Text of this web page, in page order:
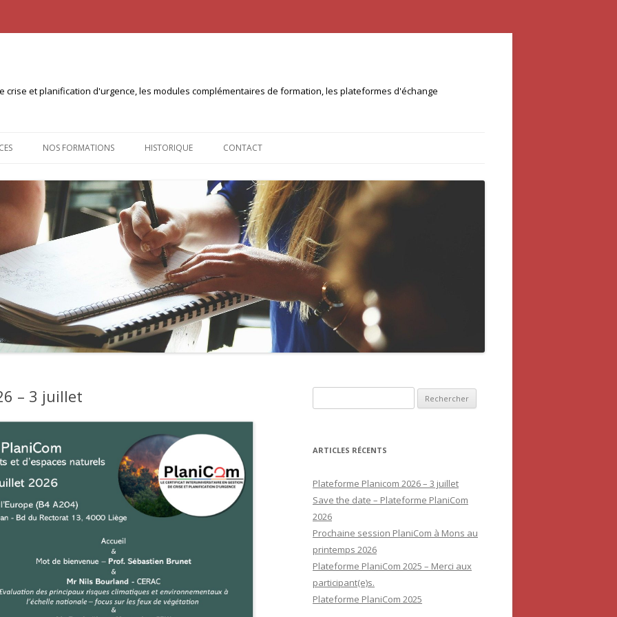
crise et planification d'urgence, les modules complémentaires de formation, les plateformes d'échange
au
contenu
NOS FORMATIONS
PLANICOM (10ECTS)
CERTIFICAT INTER-UNIVERSITÉS
PLANICRISE (30 ECTS)
HISTORIQUE CONTACT
– 3 juillet
ARTICLES RÉCENTS
Plateforme Planicom 2026 – 3 juillet
Save the date – Plateforme PlaniCom
2026
Prochaine session PlaniCom à Mons au
printemps 2026
Plateforme PlaniCom 2025 – Merci aux
participant(e)s.
Plateforme PlaniCom 2025